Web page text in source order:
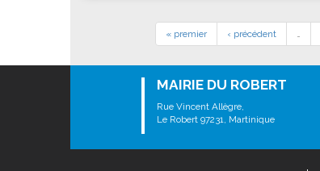
« premier ‹ précédent …
MAIRIE DU ROBERT
Rue Vincent Allègre,
Le Robert 97231, Martinique